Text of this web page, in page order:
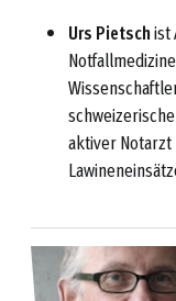
Urs Pietschist
aktiver